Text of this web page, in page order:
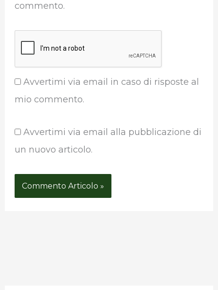
commento.
Avvertimi via email in caso di risposte al
mio commento.
Avvertimi via email alla pubblicazione di
un nuovo articolo.